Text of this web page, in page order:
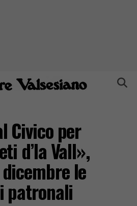
Civico per
d’la Vall»,
le
patronali